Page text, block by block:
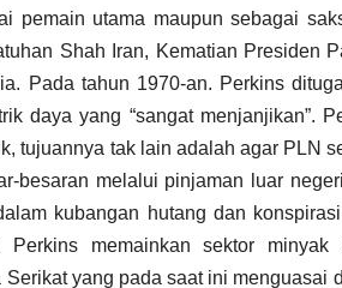
pemain utama maupun sebagai
Shah Iran, Kematian Presiden
Pada tahun 1970-an. Perkins
daya yang “sangat menjanjikan”.
tujuannya tak lain adalah agar PLN
besaran melalui pinjaman luar
kubangan hutang dan
memainkan sektor
yang pada saat ini menguasai